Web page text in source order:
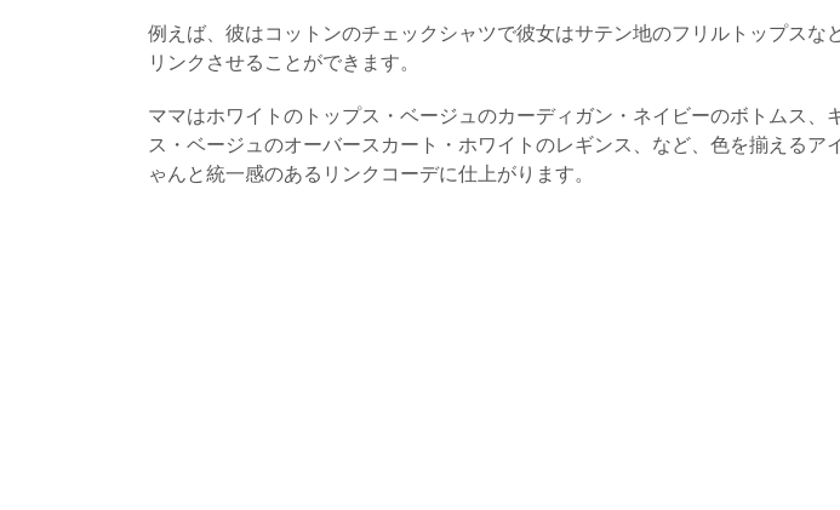
例えば、彼はコットンのチェックシャツで彼女はサテン地のフリルトップスな
リンクさせることができます。
ママはホワイトのトップス・ベージュのカーディガン・ネイビーのボトムス、
ス・ベージュのオーバースカート・ホワイトのレギンス、など、色を揃えるア
ゃんと統一感のあるリンクコーデに仕上がります。